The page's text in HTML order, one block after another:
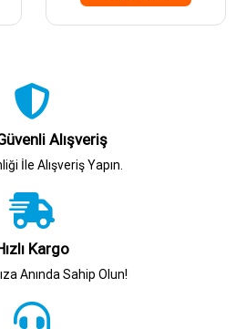
Alışveriş
İle Alışveriş Yapın.
Kargo
Anında Sahip Olun!